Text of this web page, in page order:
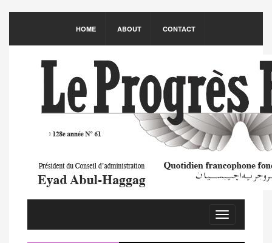
HOME ABOUT CONTACT
Toggle
navigation